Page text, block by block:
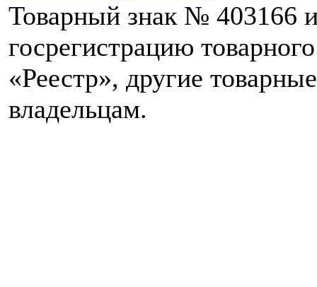
Товарный знак № 403166
госрегистрацию
«Реестр», другие
владельцам.